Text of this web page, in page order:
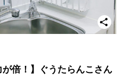
が倍！】ぐうたらんこさん